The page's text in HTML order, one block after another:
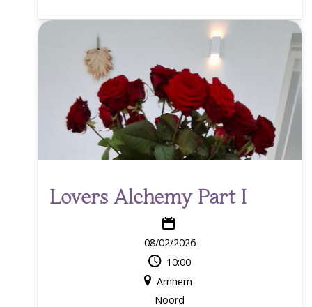
Lovers Alchemy Part I
08/02/2026
10:00
Arnhem-
Noord